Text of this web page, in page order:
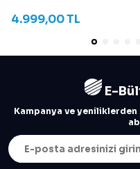
4.999,00TL
E-
Kampanya ve